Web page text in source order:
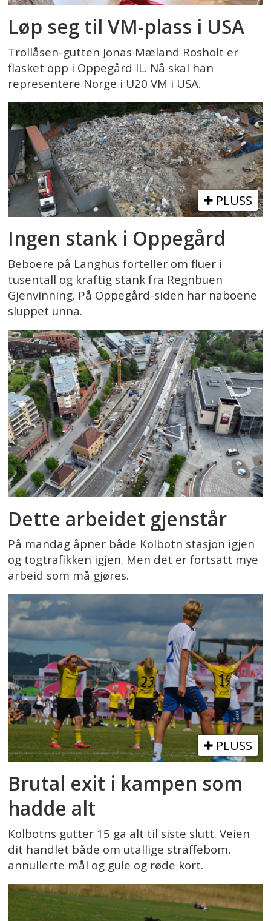
Løp seg til VM-plass i USA
Trollåsen-gutten Jonas Mæland Rosholt er
flasket opp i Oppegård IL. Nå skal han
representere Norge i U20 VM i USA.
PLUSS
Ingen stank i Oppegård
Beboere på Langhus forteller om fluer i
tusentall og kraftig stank fra Regnbuen
Gjenvinning. På Oppegård-siden har naboene
sluppet unna.
Dette arbeidet gjenstår
På mandag åpner både Kolbotn stasjon igjen
og togtrafikken igjen. Men det er fortsatt mye
arbeid som må gjøres.
PLUSS
Brutal exit i kampen som
hadde alt
Kolbotns gutter 15 ga alt til siste slutt. Veien
dit handlet både om utallige straffebom,
annullerte mål og gule og røde kort.